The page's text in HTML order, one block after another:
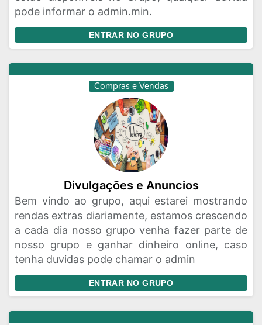
pode informar o admin.min.
ENTRAR NO GRUPO
Compras e Vendas
Divulgações e Anuncios
Bem vindo ao grupo, aqui estarei mostrando
rendas extras diariamente, estamos crescendo
a cada dia nosso grupo venha fazer parte de
nosso grupo e ganhar dinheiro online, caso
tenha duvidas pode chamar o admin
ENTRAR NO GRUPO